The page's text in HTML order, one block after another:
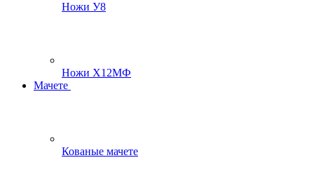
Ножи У8
Ножи Х12МФ
Мачете
Кованые мачете